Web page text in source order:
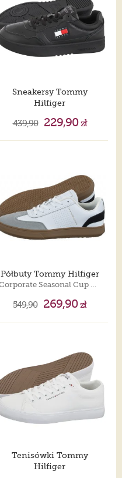
Sneakersy Tommy
Hilfiger
439,90 229,90zł
Półbuty Tommy Hilfiger
549,90 269,90zł
Tenisówki Tommy
Hilfiger